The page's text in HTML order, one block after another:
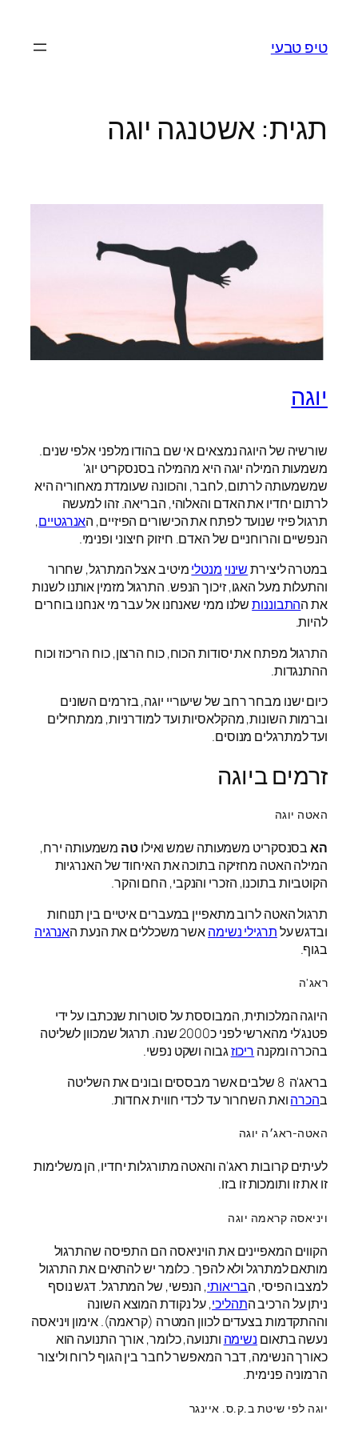
טיפ טבעי
תגית: אשטנגה יוגה
יוגה
שורשיה של היוגה נמצאים אי שם בהודו מלפני אלפי שנים.
משמעות המילה יוגה היא מהמילה בסנסקריט יוג'
שמשמעותה לרתום, לחבר, והכוונה שעומדת מאחוריה היא
לרתום יחדיו את האדם והאלוהי, הבריאה. זהו למעשה
תרגול פיזי שנועד לפתח את הכישורים הפיזיים, האנרגטיים,
הנפשיים והרוחניים של האדם. חיזוק חיצוני ופנימי.
במטרה ליצירתשינוי מנטלימיטיב אצל המתרגל, שחרור
והתעלות מעל האגו, זיכוך הנפש. התרגול מזמין אותנו לשנות
את ההתבוננותשלנו ממי שאנחנו אל עבר מי אנחנו בוחרים
להיות.
התרגול מפתח את יסודות הכוח, כוח הרצון, כוח הריכוז וכוח
ההתנגדות.
כיום ישנו מבחר רחב של שיעוריי יוגה, בזרמים השונים
וברמות השונות, מהקלאסיות ועד למודרניות, ממתחילים
ועד למתרגלים מנוסים.
זרמים ביוגה
האטה יוגה
האבסנסקריט משמעותה שמש ואילוטה משמעותה ירח,
המילה האטה מחזיקה בתוכה את האיחוד של האנרגיות
הקוטביות בתוכנו, הזכרי והנקבי, החם והקר.
תרגול האטה לרוב מתאפיין במעברים איטיים בין תנוחות
ובדגש עלתרגילי נשימהאשר משכללים את הנעת האנרגיה
בגוף.
ראג'ה
היוגה המלכותית, המבוססת על סוטרות שנכתבו על ידי
פטנג'לי מהארשי לפני כ2000 שנה. תרגול שמכוון לשליטה
בהכרה ומקנה ריכוזגבוה ושקט נפשי.
בראג'ה 8 שלבים אשר מבססים ובונים את השליטה
בהכרהואת השחרור עד לכדי חווית אחדות.
האטה-ראג׳ה יוגה
לעיתים קרובות ראג'ה והאטה מתורגלות יחדיו, הן משלימות
זו את זו ותומכות זו בזו.
ויניאסה קראמה יוגה
הקווים המאפיינים את הויניאסה הם התפיסה שהתרגול
מותאם למתרגל ולא להפך. כלומר יש להתאים את התרגול
למצבו הפיסי, הבריאותי, הנפשי, של המתרגל. דגש נוסף
ניתן על הרכיב התהליכי, על נקודת המוצא השונה
וההתקדמות בצעדים לכוון המטרה (קראמה). אימון ויניאסה
נעשה בתאום נשימה ותנועה, כלומר, אורך התנועה הוא
כאורך הנשימה, דבר המאפשר לחבר בין הגוף לרוח וליצור
הרמוניה פנימית.
יוגה לפי שיטת ב.ק.ס. איינגר